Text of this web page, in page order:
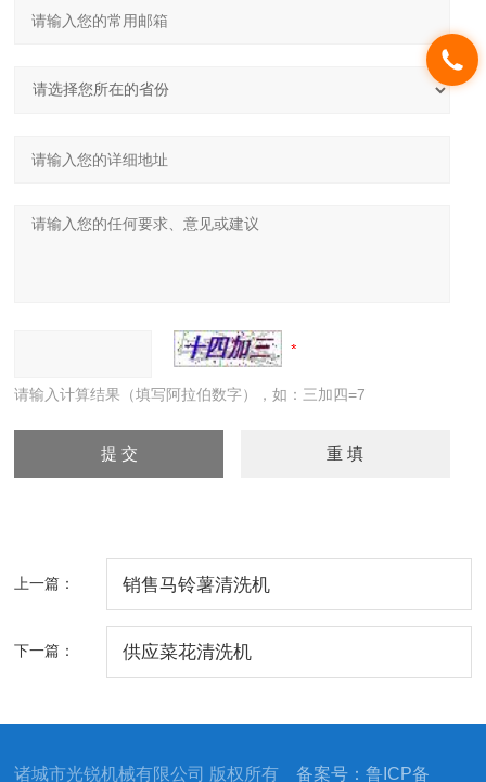
请输入计算结果（填写阿拉伯数字），如：三加四=7
上一篇： 销售马铃薯清洗机
下一篇： 供应菜花清洗机
诸城市光锐机械有限公司 版权所有备案号：鲁ICP备